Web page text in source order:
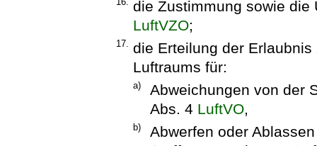
die Zustimmung sowie die
LuftVZO;
17.
die Erteilung der
Luftraums für:
a)
Abweichungen von der
Abs. 4 LuftVO,
b)
Abwerfen oder